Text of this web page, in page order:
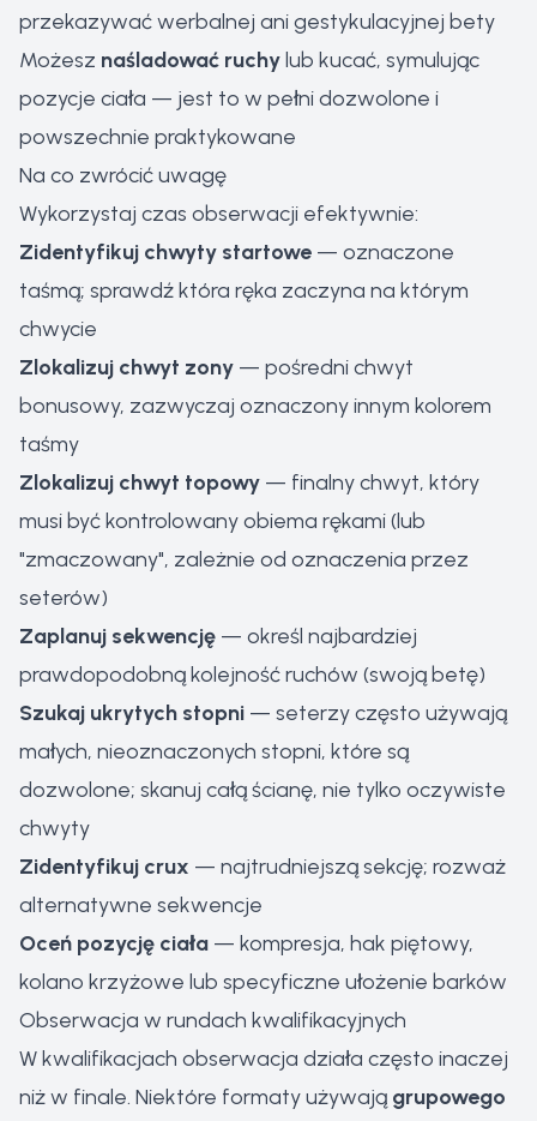
przekazywać werbalnej ani gestykulacyjnej bety
Możesz naśladować ruchylub kucać, symulując
pozycje ciała — jest to w pełni dozwolone i
powszechnie praktykowane
Na co zwrócić uwagę
Wykorzystaj czas obserwacji efektywnie:
Zidentyfikuj chwyty startowe — oznaczone
taśmą; sprawdź która ręka zaczyna na którym
chwycie
Zlokalizuj chwyt zony — pośredni chwyt
bonusowy, zazwyczaj oznaczony innym kolorem
taśmy
Zlokalizuj chwyt topowy — finalny chwyt, który
musi być kontrolowany obiema rękami (lub
"zmaczowany", zależnie od oznaczenia przez
seterów)
Zaplanuj sekwencję — określ najbardziej
prawdopodobną kolejność ruchów (swoją betę)
Szukaj ukrytych stopni — seterzy często używają
małych, nieoznaczonych stopni, które są
dozwolone; skanuj całą ścianę, nie tylko oczywiste
chwyty
Zidentyfikuj crux — najtrudniejszą sekcję; rozważ
alternatywne sekwencje
Oceń pozycję ciała — kompresja, hak piętowy,
kolano krzyżowe lub specyficzne ułożenie barków
Obserwacja w rundach kwalifikacyjnych
W kwalifikacjach obserwacja działa często inaczej
niż w finale. Niektóre formaty używają grupowego